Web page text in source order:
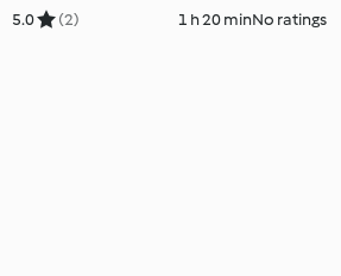
5.0 (2) 1 h 20 minNo ratings